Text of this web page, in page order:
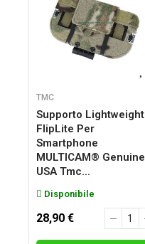
TMC
Supporto Lightweight
FlipLite Per
Smartphone
MULTICAM® Genuine
USA Tmc...
Disponibile
28,90 €